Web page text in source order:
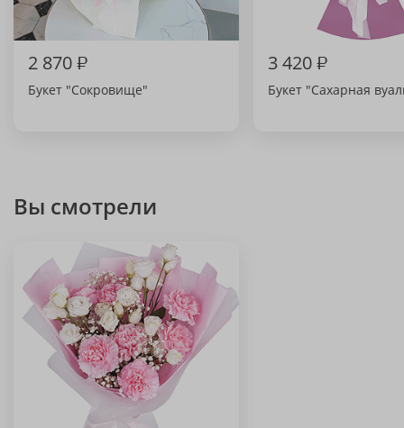
2 870₽
Букет "Сокровище"
3 420₽
Букет "Сахарная
Вы смотрели